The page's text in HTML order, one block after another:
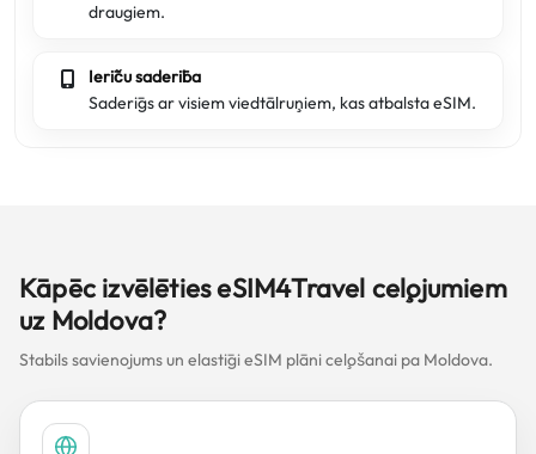
draugiem.
Ierīču saderība
Saderīgs ar visiem viedtālruņiem, kas atbalsta eSIM.
Kāpēc izvēlēties eSIM4Travel ceļojumiem
uz Moldova?
Stabils savienojums un elastīgi eSIM plāni ceļošanai pa Moldova.